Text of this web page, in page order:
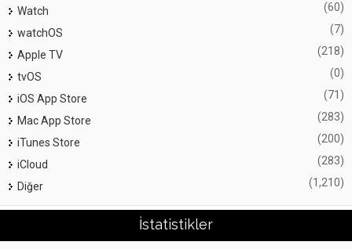
Watch (60)
watchOS (7)
Apple TV (218)
tvOS (0)
iOS App Store (71)
Mac App Store (283)
iTunes Store (200)
iCloud (283)
Diğer (1,210)
İstatistikler